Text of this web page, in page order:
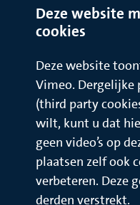
Ga op uw rug liggen met
bekkenbodemspieren
ontspan ze daarna.
Herhaal dit tien keer.
Deze oefening geeft
bekkenbodem.
minder pijn, komt het
eerder terug en zullen
herstellen. Het is zeer
snel mogelijk weer bij
Deze website
cookies
Deze website
Vimeo. Dergelijke
(third party
wilt, kunt u dat
geen video’s op
plaatsen zelf ook
verbeteren. Deze
derden verstrekt.